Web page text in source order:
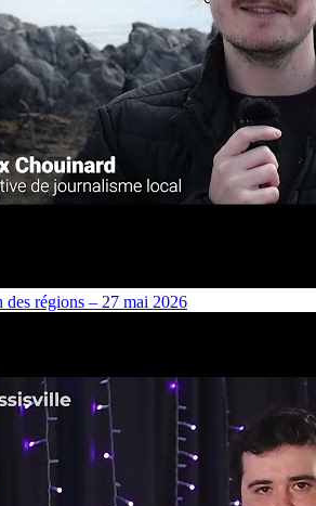
régions – 27 mai 2026